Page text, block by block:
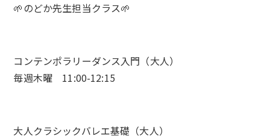
🌱のどか先生担当クラス🌱
コンテンポラリーダンス入門（大人）
毎週木曜 11:00-12:15
大人クラシックバレエ基礎（大人）